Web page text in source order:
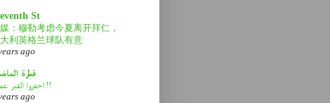
St
：穆勒考虑今夏离开拜仁，
利英格兰球队有意
ago
قطرة
احفروا القبر عميقاً !!
ago